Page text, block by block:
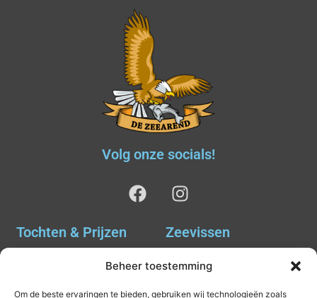
Beheer toestemming
Om de beste ervaringen te bieden, gebruiken wij technologieën zoals
Volg onze socials!
Tochten & Prijzen Zeevissen
Tochten & Prijzen